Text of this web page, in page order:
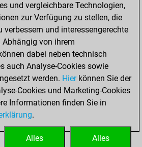
You are ranked
in Fritz by Elo
Fritz
#7526 in Fritz
Oktober
2022
You created
Fritz account
und vergleichbare Technologien,
zur Verfügung zu stellen, die
verbessern und interessengerechte
von ihrem
dabei neben technisch
auch Analyse-Cookies sowie
werden. Hierkönnen Sie der
Cookies und Marketing-Cookies
Informationen finden Sie in
.
Alles
Alles